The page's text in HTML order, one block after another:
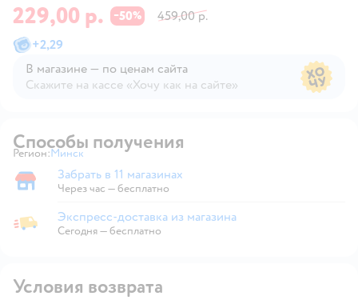
229,00 р. −50%
459,00 р.
+2,29
В магазине — по ценам сайта
Скажите на кассе «Хочу как на сайте»
Способы получения
Регион: Выбор адреса доставки.
Минск
Забрать в магазине
Забрать в 11 магазинах
Через час — бесплатно
Экспресс-доставка из магазина
Экспресс-доставка из магазина
Сегодня—бесплатно
Условия возврата